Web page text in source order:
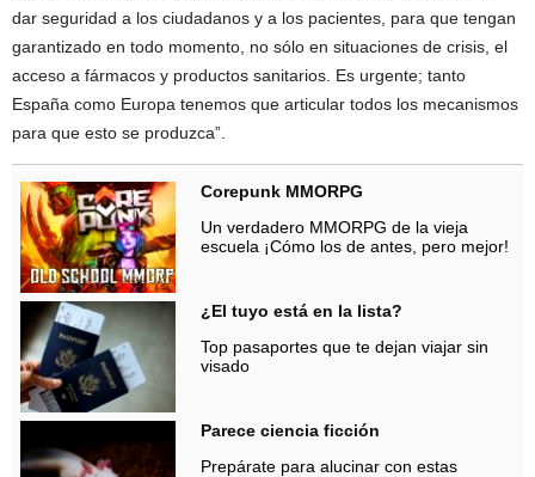
dar seguridad a los ciudadanos y a los pacientes, para que tengan
garantizado en todo momento, no sólo en situaciones de crisis, el
acceso a fármacos y productos sanitarios. Es urgente; tanto
España como Europa tenemos que articular todos los mecanismos
para que esto se produzca”.
Corepunk MMORPG
Un verdadero MMORPG de la vieja
escuela ¡Cómo los de antes, pero mejor!
¿El tuyo está en la lista?
Top pasaportes que te dejan viajar sin
visado
Parece ciencia ficción
Prepárate para alucinar con estas